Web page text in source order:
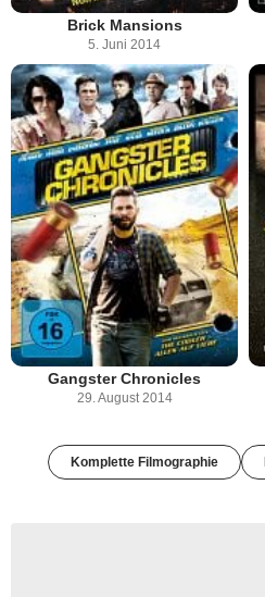
Brick Mansions
5. Juni 2014
Gangster Chronicles
29. August 2014
Komplette Filmographie